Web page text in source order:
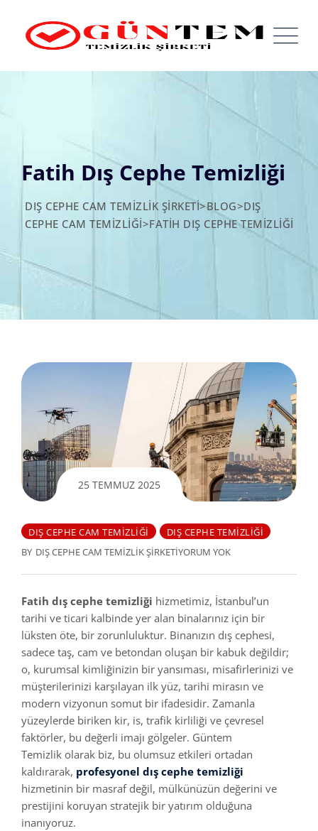
content
Fatih Dış Cephe Temizliği
DIŞ CEPHE CAM TEMIZLIK ŞIRKETI>BLOG>DIŞ
CEPHE CAM TEMIZLIĞI>FATIH DIŞ CEPHE TEMIZLIĞI
25 TEMMUZ 2025
DIŞ CEPHE CAM TEMIZLIĞI
DIŞ CEPHE TEMIZLIĞI
BY DIŞ CEPHE CAM TEMIZLIK ŞIRKETIYORUM YOK
Fatih dış cephe temizliği hizmetimiz, İstanbul’un
tarihi ve ticari kalbinde yer alan binalarınız için bir
lüksten öte, bir zorunluluktur. Binanızın dış cephesi,
sadece taş, cam ve betondan oluşan bir kabuk değildir;
o, kurumsal kimliğinizin bir yansıması, misafirlerinizi ve
müşterilerinizi karşılayan ilk yüz, tarihi mirasın ve
modern vizyonun somut bir ifadesidir. Zamanla
yüzeylerde biriken kir, is, trafik kirliliği ve çevresel
faktörler, bu değerli imajı gölgeler. Güntem
Temizlik olarak biz, bu olumsuz etkileri ortadan
kaldırarak, profesyonel dış cephe temizliği
hizmetinin bir masraf değil, mülkünüzün değerini ve
prestijini koruyan stratejik bir yatırım olduğuna
inanıyoruz.